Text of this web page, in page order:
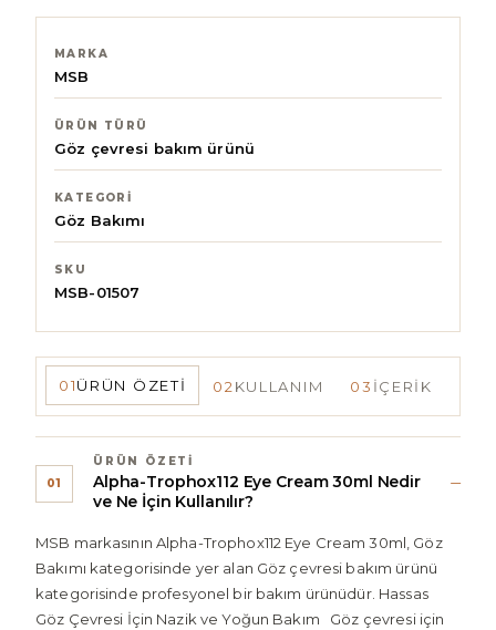
MARKA
MSB
ÜRÜN TÜRÜ
Göz çevresi bakım ürünü
KATEGORI
Göz Bakımı
SKU
MSB-01507
01ÜRÜN ÖZETI 02 KULLANIM 03 İÇERIK
01
ÜRÜN ÖZETI
Alpha-Trophox112 Eye Cream 30ml Nedir
ve Ne İçin Kullanılır?
MSB markasının Alpha-Trophox112 Eye Cream 30ml, Göz
Bakımı kategorisinde yer alan Göz çevresi bakım ürünü
kategorisinde profesyonel bir bakım ürünüdür. Hassas
Göz Çevresi İçin Nazik ve Yoğun Bakım Göz çevresi için